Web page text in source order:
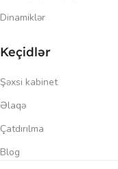
Dinamiklər
Keçidlər
Şəxsi kabinet
Əlaqə
Çatdırılma
Blog